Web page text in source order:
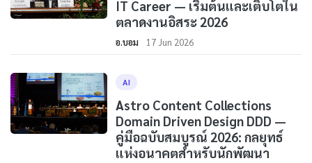
IT Career — เริ่มต้นและเติบโตใน
ตลาดงานอิสระ 2026
อ.บอม 17 Jun 2026
AI
Astro Content Collections
Domain Driven Design DDD —
คู่มือฉบับสมบูรณ์ 2026: กลยุทธ์
แห่งอนาคตสำหรับนักพัฒนา